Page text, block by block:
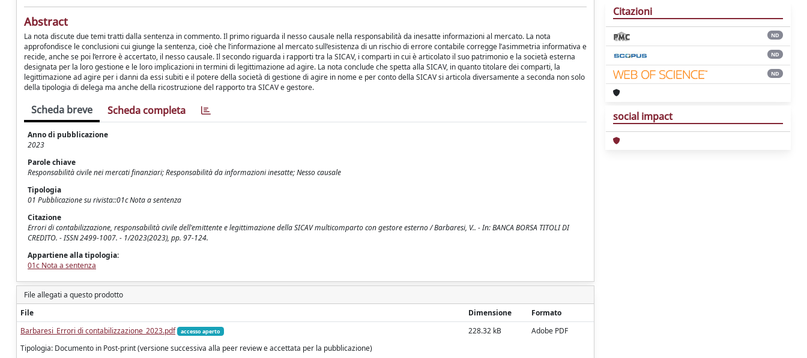
Abstract
La nota discute due temi tratti dalla sentenza in commento. Il primo riguarda il nesso causale nella responsabilità da inesatte informazioni al mercato. La nota
approfondisce le conclusioni cui giunge la sentenza, cioè che l’informazione al mercato sull’esistenza di un rischio di errore contabile corregge l’asimmetria informativa e
recide, anche se poi l’errore è accertato, il nesso causale. Il secondo riguarda i rapporti tra la SICAV, i comparti in cui è articolato il suo patrimonio e la società esterna
designata per la loro gestione e le loro implicazioni in termini di legittimazione ad agire. La nota conclude che spetta alla SICAV, in quanto titolare dei comparti, la
legittimazione ad agire per i danni da essi subiti e il potere della società di gestione di agire in nome e per conto della SICAV si articola diversamente a seconda non solo
della tipologia di delega ma anche della ricostruzione del rapporto tra SICAV e gestore.
Scheda breve Scheda completa
Anno di pubblicazione
2023
Parole chiave
Responsabilità civile nei mercati finanziari; Responsabilità da informazioni inesatte; Nesso causale
Tipologia
01 Pubblicazione su rivista::01c Nota a sentenza
Citazione
Errori di contabilizzazione, responsabilità civile dell'emittente e legittimazione della SICAV multicomparto con gestore esterno / Barbaresi, V.. - In: BANCA BORSA TITOLI DI
CREDITO. - ISSN 2499-1007. - 1/2023(2023), pp. 97-124.
Appartiene alla tipologia:
01c Nota a sentenza
File allegati a questo prodotto
File
Dimensione
Formato
Barbaresi_Errori di contabilizzazione_2023.pdf
accesso aperto
Tipologia: Documento in Post-print (versione successiva alla peer review e accettata per la pubblicazione)
228.32 kB Adobe PDF
Citazioni
ND
ND
ND
social impact